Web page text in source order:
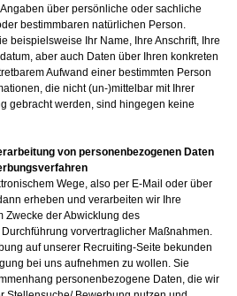
über persönliche oder sachliche
bestimmbaren natürlichen Person.
beispielsweise Ihr Name, Ihre Anschrift, Ihre
aber auch Daten über Ihren konkreten
Aufwand einer bestimmten Person
die nicht (un-)mittelbar mit Ihrer
gebracht werden, sind hingegen keine
von personenbezogenen Daten
Wege, also per E-Mail oder über
erheben und verarbeiten wir Ihre
Zwecke der Abwicklung des
vorvertraglicher Maßnahmen.
auf unserer Recruiting-Seite bekunden
bei uns aufnehmen zu wollen. Sie
personenbezogene Daten, die wir